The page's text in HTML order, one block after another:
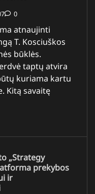
0
atnaujinti
T. Kosciuškos
būklės.
taptų atvira
kuriama kartu
Kitą savaitę
„Strategy
prekybos
ir